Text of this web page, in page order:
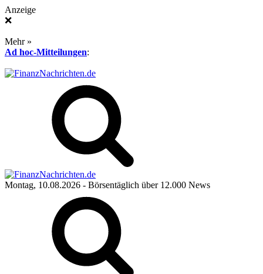
Anzeige
❌
Mehr »
Ad hoc-Mitteilungen:
Montag, 10.08.2026 - Börsentäglich über 12.000 News